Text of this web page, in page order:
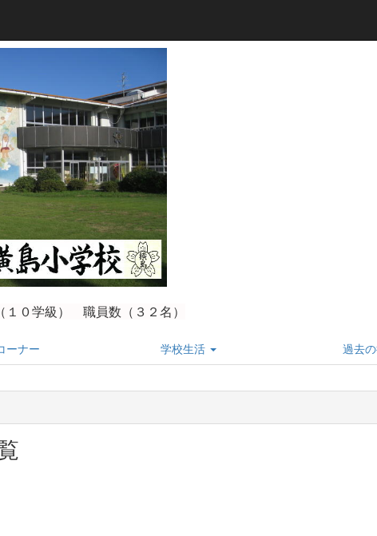
０学級） 職員数（３２名）
ーナー 学校生活 過去